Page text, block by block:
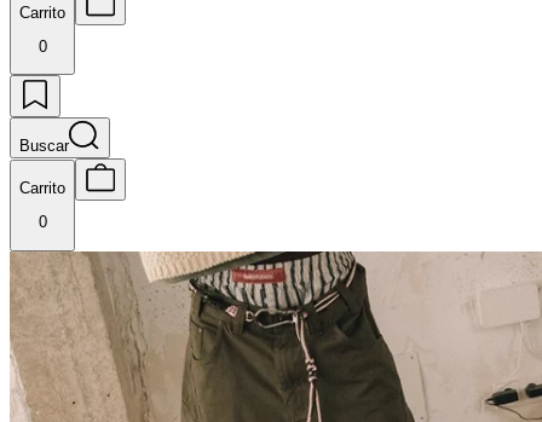
Carrito
0
Buscar
Carrito
0